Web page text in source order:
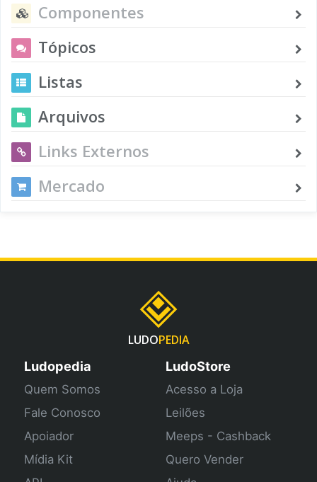
Componentes
Tópicos
Listas
Arquivos
Links Externos
Mercado
LUDOPEDIA
Ludopedia
Quem Somos
Fale Conosco
Apoiador
Mídia Kit
LudoStore
Acesso a Loja
Leilões
Meeps - Cashback
Quero Vender